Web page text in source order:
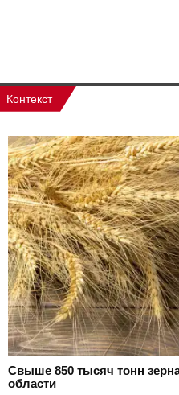
Контекст
Свыше 850 тысяч тонн
области